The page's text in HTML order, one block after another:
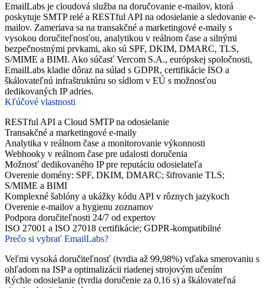
EmailLabs je cloudová služba na doručovanie e-mailov, ktorá
poskytuje SMTP relé a RESTful API na odosielanie a sledovanie e-
mailov. Zameriava sa na transakčné a marketingové e-maily s
vysokou doručiteľnosťou, analytikou v reálnom čase a silnými
bezpečnostnými prvkami, ako sú SPF, DKIM, DMARC, TLS,
S/MIME a BIMI. Ako súčasť Vercom S.A., európskej spoločnosti,
EmailLabs kladie dôraz na súlad s GDPR, certifikácie ISO a
škálovateľnú infraštruktúru so sídlom v EÚ s možnosťou
dedikovaných IP adries.
Kľúčové vlastnosti
RESTful API a Cloud SMTP na odosielanie
Transakčné a marketingové e-maily
Analytika v reálnom čase a monitorovanie výkonnosti
Webhooky v reálnom čase pre udalosti doručenia
Možnosť dedikovaného IP pre reputáciu odosielateľa
Overenie domény: SPF, DKIM, DMARC; šifrovanie TLS;
S/MIME a BIMI
Komplexné šablóny a ukážky kódu API v rôznych jazykoch
Overenie e-mailov a hygienu zoznamov
Podpora doručiteľnosti 24/7 od expertov
ISO 27001 a ISO 27018 certifikácie; GDPR-kompatibilné
Prečo si vybrať EmailLabs?
Veľmi vysoká doručiteľnosť (tvrdia až 99,98%) vďaka smerovaniu s
ohľadom na ISP a optimalizácii riadenej strojovým učením
Rýchle odosielanie (tvrdia doručenie za 0,16 s) a škálovateľná